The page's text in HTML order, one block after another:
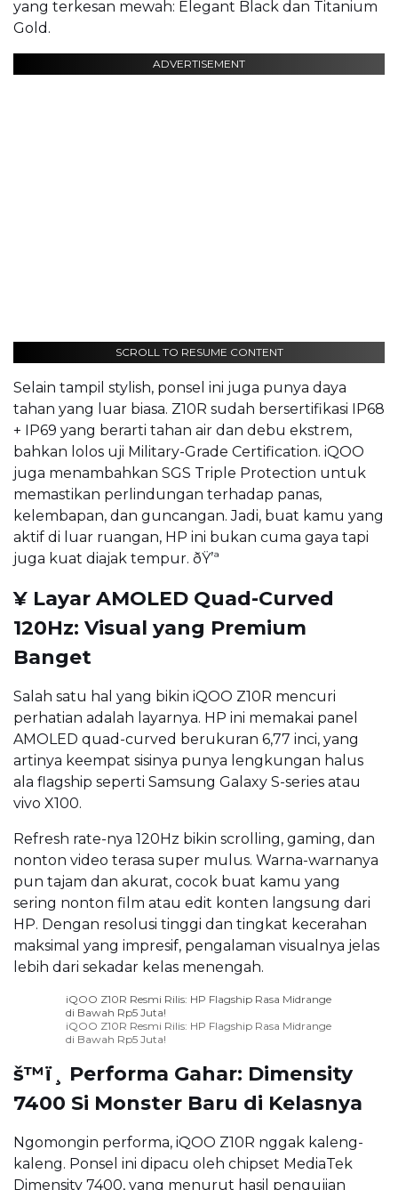
yang terkesan mewah: Elegant Black dan Titanium
Gold.
ADVERTISEMENT
SCROLL TO RESUME CONTENT
Selain tampil stylish, ponsel ini juga punya daya
tahan yang luar biasa. Z10R sudah bersertifikasi IP68
+ IP69 yang berarti tahan air dan debu ekstrem,
bahkan lolos uji Military-Grade Certification. iQOO
juga menambahkan SGS Triple Protection untuk
memastikan perlindungan terhadap panas,
kelembapan, dan guncangan. Jadi, buat kamu yang
aktif di luar ruangan, HP ini bukan cuma gaya tapi
juga kuat diajak tempur. ðŸ’ª
¥ Layar AMOLED Quad-Curved
120Hz: Visual yang Premium
Banget
Salah satu hal yang bikin iQOO Z10R mencuri
perhatian adalah layarnya. HP ini memakai panel
AMOLED quad-curved berukuran 6,77 inci, yang
artinya keempat sisinya punya lengkungan halus
ala flagship seperti Samsung Galaxy S-series atau
vivo X100.
Refresh rate-nya 120Hz bikin scrolling, gaming, dan
nonton video terasa super mulus. Warna-warnanya
pun tajam dan akurat, cocok buat kamu yang
sering nonton film atau edit konten langsung dari
HP. Dengan resolusi tinggi dan tingkat kecerahan
maksimal yang impresif, pengalaman visualnya jelas
lebih dari sekadar kelas menengah.
iQOO Z10R Resmi Rilis: HP Flagship Rasa Midrange
di Bawah Rp5 Juta!
iQOO Z10R Resmi Rilis: HP Flagship Rasa Midrange
di Bawah Rp5 Juta!
š™ï¸ Performa Gahar: Dimensity
7400 Si Monster Baru di Kelasnya
Ngomongin performa, iQOO Z10R nggak kaleng-
kaleng. Ponsel ini dipacu oleh chipset MediaTek
Dimensity 7400, yang menurut hasil pengujian